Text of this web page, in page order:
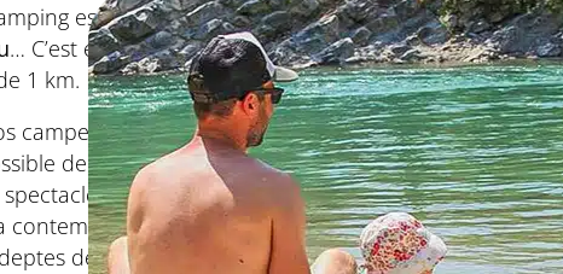
estdans
… C’est exact : la
1 km.
campeurs
de poser la
contemplation
dela